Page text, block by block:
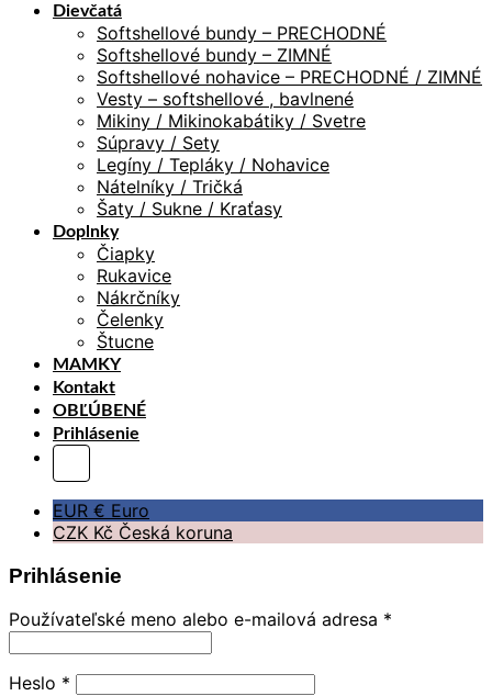
Dievčatá
Softshellové bundy – PRECHODNÉ
Softshellové bundy – ZIMNÉ
Softshellové nohavice – PRECHODNÉ / ZIMNÉ
Vesty – softshellové , bavlnené
Mikiny / Mikinokabátiky / Svetre
Súpravy / Sety
Legíny / Tepláky / Nohavice
Nátelníky / Tričká
Šaty / Sukne / Kraťasy
Doplnky
Čiapky
Rukavice
Nákrčníky
Čelenky
Štucne
MAMKY
Kontakt
OBĽÚBENÉ
Prihlásenie
EUR € Euro
CZK Kč Česká koruna
Prihlásenie
Používateľské meno alebo e-mailová adresa *
Heslo *